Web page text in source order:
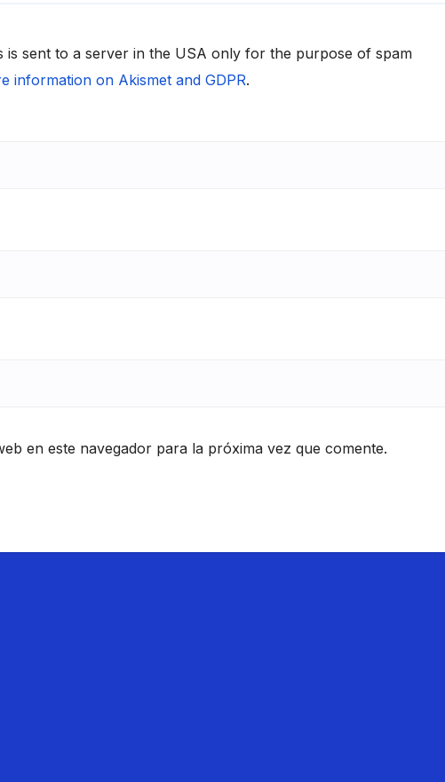
is sent to a server in the USA only for the purpose of spam
information on Akismet and GDPR.
en este navegador para la próxima vez que comente.